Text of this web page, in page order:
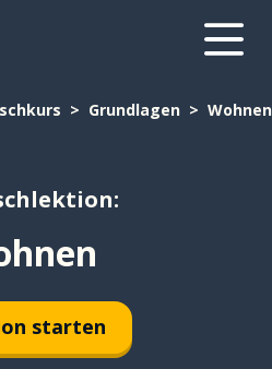
Grundlagen Wohnen
starten